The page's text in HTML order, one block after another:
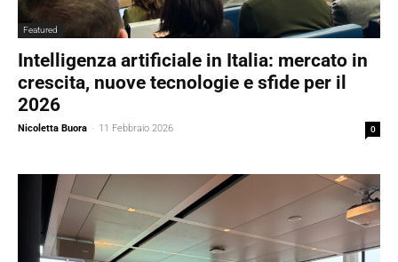
Featured
Intelligenza artificiale in Italia: mercato in
crescita, nuove tecnologie e sfide per il
2026
Nicoletta Buora - 11 Febbraio 2026 0